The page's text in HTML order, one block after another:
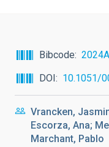
Bibcode
DOI
10.1051/
Vrancken,
Escorza, Ana;
Marchant, Pablo